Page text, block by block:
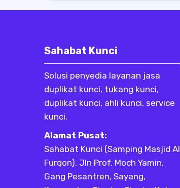
Sahabat Kunci
Solusi penyedia layanan jasa
duplikat kunci, tukang kunci,
duplikat kunci, ahli kunci, service
kunci.
Alamat Pusat:
Sahabat Kunci (Samping Masjid Al
Furqon), Jln Prof. Moch Yamin,
Gang Pesantren, Sayang,